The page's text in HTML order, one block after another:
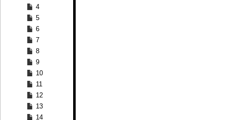
4
5
6
7
8
9
10
11
12
13
14